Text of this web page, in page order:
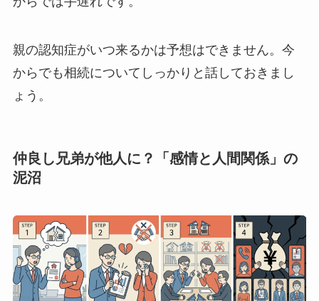
親の認知症がいつ来るかは予想はできません。今
からでも相続についてしっかりと話しておきまし
ょう。
仲良し兄弟が他人に？「感情と人間関係」の
泥沼